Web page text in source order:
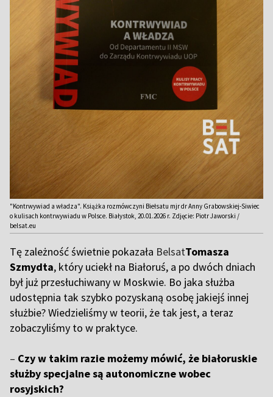
"Kontrwywiad a władza". Książka rozmówczyni Biełsatu mjr dr Anny Grabowskiej-Siwiec
o kulisach kontrwywiadu w Polsce. Białystok, 20.01.2026 r. Zdjęcie: Piotr Jaworski /
belsat.eu
Tę zależność świetnie pokazała BelsatTomasza
Szmydta, który uciekł na Białoruś, a po dwóch dniach
był już przesłuchiwany w Moskwie. Bo jaka służba
udostępnia tak szybko pozyskaną osobę jakiejś innej
służbie? Wiedzieliśmy w teorii, że tak jest, a teraz
zobaczyliśmy to w praktyce.
– Czy w takim razie możemy mówić, że białoruskie
służby specjalne są autonomiczne wobec
rosyjskich?